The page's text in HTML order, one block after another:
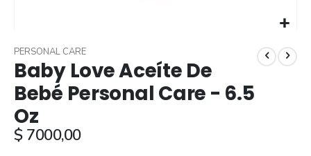
to
the
beginning
of
the
images
gallery
Baby Love Aceíte De
Bebé Personal Care - 6.5
Oz
PERSONAL CARE
$ 7000,00